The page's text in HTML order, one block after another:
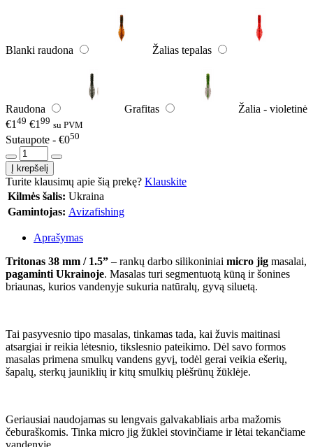
Blanki raudona Žalias tepalas
Raudona Grafitas
Žalia - violetinė
€1 49 €1 99 su PVM
Sutaupote - €050
Turite klausimų apie šią prekę? Klauskite
Kilmės šalis: Ukraina
Gamintojas: Avizafishing
Aprašymas
Tritonas 38 mm / 1.5” – rankų darbo silikoniniai micro jig masalai,
pagaminti Ukrainoje. Masalas turi segmentuotą kūną ir šonines
briaunas, kurios vandenyje sukuria natūralų, gyvą siluetą.
Tai pasyvesnio tipo masalas, tinkamas tada, kai žuvis maitinasi
atsargiai ir reikia lėtesnio, tikslesnio pateikimo. Dėl savo formos
masalas primena smulkų vandens gyvį, todėl gerai veikia ešerių,
šapalų, sterkų jauniklių ir kitų smulkių plėšrūnų žūklėje.
Geriausiai naudojamas su lengvais galvakabliais arba mažomis
čeburaškomis. Tinka micro jig žūklei stovinčiame ir lėtai tekančiame